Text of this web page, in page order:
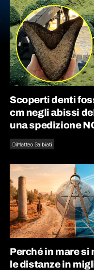
Scoperti denti
cm negli abissi
una spedizione
DiMatteo Galbiati
Perché in mare si
le distanze in